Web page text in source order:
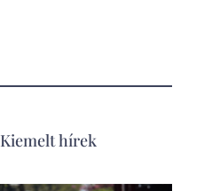
Kiemelt hírek